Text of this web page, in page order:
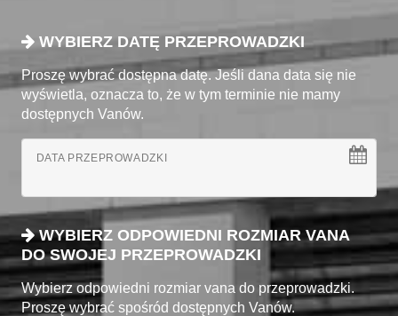
WYBIERZ DATĘ PRZEPROWADZKI
Proszę wybrać dostępna datę. Jeśli dana data się nie
wyświetla, oznacza to, że w tym terminie nie mamy
dostępnych Vanów.
DATA PRZEPROWADZKI
WYBIERZ ODPOWIEDNI ROZMIAR VANA
DO SWOJEJ PRZEPROWADZKI
Wybierz odpowiedni rozmiar vana do przeprowadzki.
Proszę wybrać spośród dostępnych Vanów.